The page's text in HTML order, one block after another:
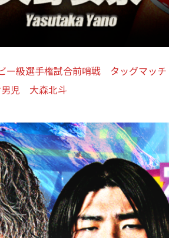
級選手権試合前哨戦 タッグマッ
児 大森北斗